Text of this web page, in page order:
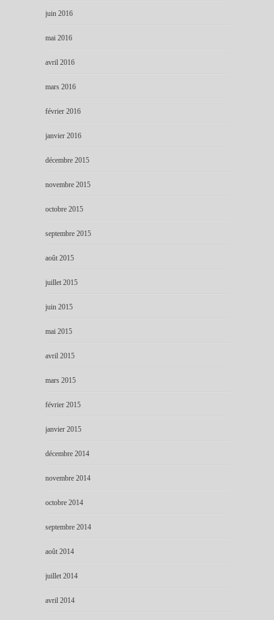
juin 2016
mai 2016
avril 2016
mars 2016
février 2016
janvier 2016
décembre 2015
novembre 2015
octobre 2015
septembre 2015
août 2015
juillet 2015
juin 2015
mai 2015
avril 2015
mars 2015
février 2015
janvier 2015
décembre 2014
novembre 2014
octobre 2014
septembre 2014
août 2014
juillet 2014
avril 2014